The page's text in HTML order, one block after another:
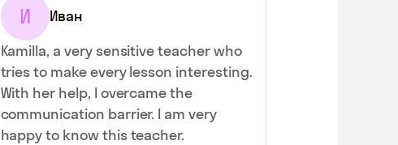
И
Иван
Kamilla, a very sensitive teacher who
tries to make every lesson interesting.
With her help, I overcame the
communication barrier. I am very
happy to know this teacher.